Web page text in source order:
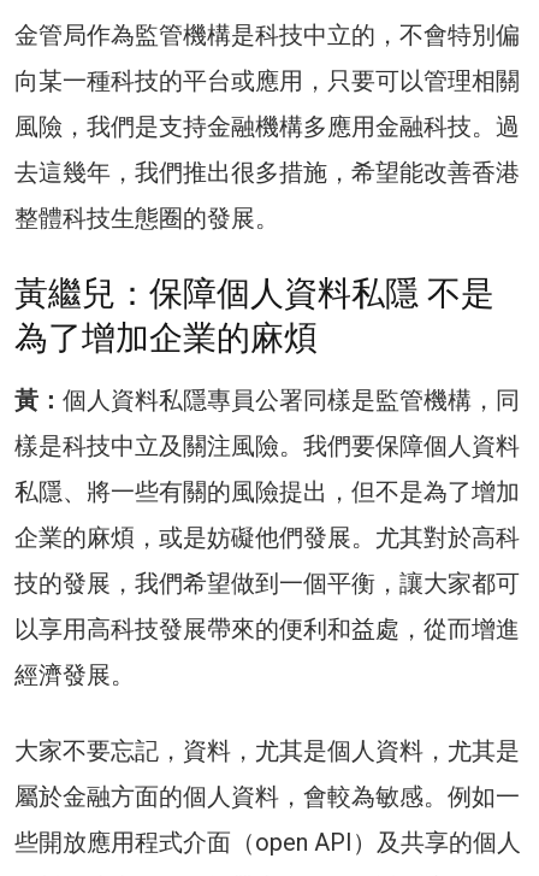
金管局作為監管機構是科技中立的，不會特別偏
向某一種科技的平台或應用，只要可以管理相關
風險，我們是支持金融機構多應用金融科技。過
去這幾年，我們推出很多措施，希望能改善香港
整體科技生態圈的發展。
黃繼兒：保障個人資料私隱 不是
為了增加企業的麻煩
黃： 個人資料私隱專員公署同樣是監管機構，同
樣是科技中立及關注風險。我們要保障個人資料
私隱、將一些有關的風險提出，但不是為了增加
企業的麻煩，或是妨礙他們發展。尤其對於高科
技的發展，我們希望做到一個平衡，讓大家都可
以享用高科技發展帶來的便利和益處，從而增進
經濟發展。
大家不要忘記，資料，尤其是個人資料，尤其是
屬於金融方面的個人資料，會較為敏感。例如一
些開放應用程式介面（open API）及共享的個人